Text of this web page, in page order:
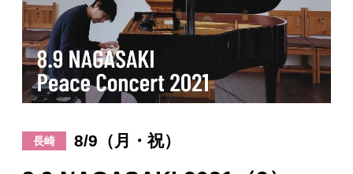
ライブ・スケジュール
作品
長崎 8/9（月・祝）